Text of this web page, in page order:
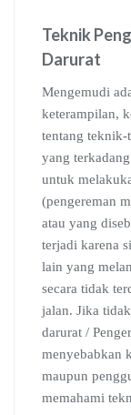
Teknik
Darurat
Mengemudi
keterampilan,
tentang teknik-
yang
untuk
(pengereman
atau yang
terjadi karena
lain yang
secara tidak
jalan. Jika
darurat /
menyebabkan
maupun
memahami